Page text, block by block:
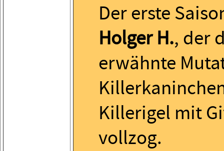
Der erste
Holger H., der
erwähnte
Killerigel mit
vollzog.